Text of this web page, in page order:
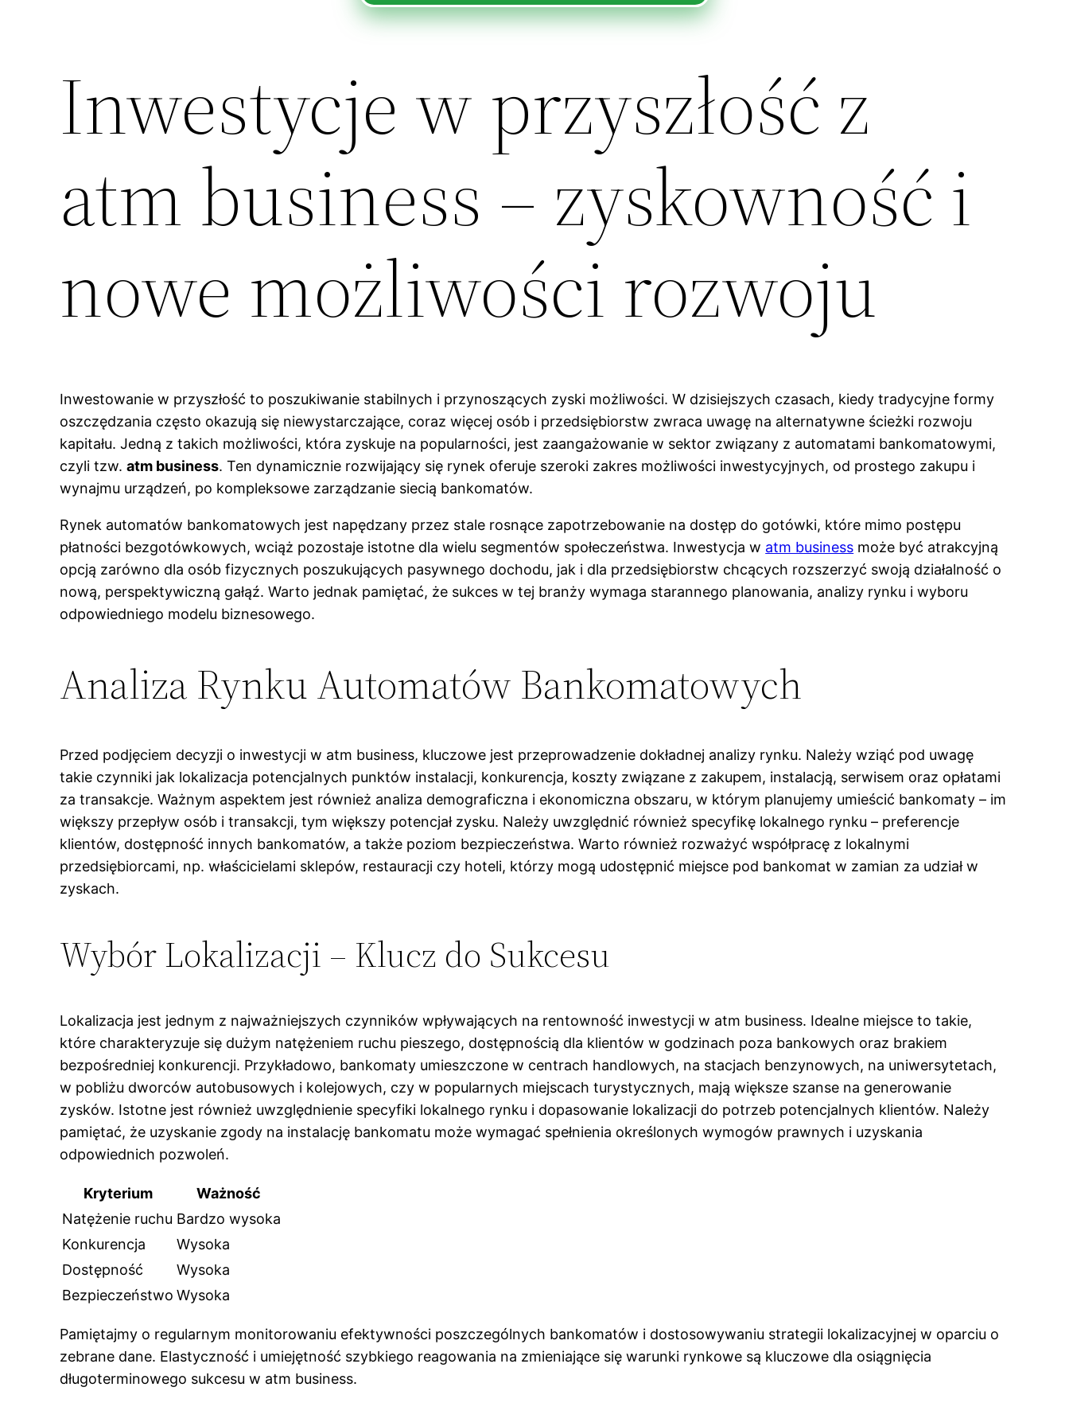
Inwestycje w przyszłość z
atm business – zyskowność i
nowe możliwości rozwoju
Inwestowanie w przyszłość to poszukiwanie stabilnych i przynoszących zyski możliwości. W dzisiejszych czasach, kiedy tradycyjne formy
oszczędzania często okazują się niewystarczające, coraz więcej osób i przedsiębiorstw zwraca uwagę na alternatywne ścieżki rozwoju
kapitału. Jedną z takich możliwości, która zyskuje na popularności, jest zaangażowanie w sektor związany z automatami bankomatowymi,
czyli tzw.atm business. Ten dynamicznie rozwijający się rynek oferuje szeroki zakres możliwości inwestycyjnych, od prostego zakupu i
wynajmu urządzeń, po kompleksowe zarządzanie siecią bankomatów.
Rynek automatów bankomatowych jest napędzany przez stale rosnące zapotrzebowanie na dostęp do gotówki, które mimo postępu
płatności bezgotówkowych, wciąż pozostaje istotne dla wielu segmentów społeczeństwa. Inwestycja w atm business może być atrakcyjną
opcją zarówno dla osób fizycznych poszukujących pasywnego dochodu, jak i dla przedsiębiorstw chcących rozszerzyć swoją działalność o
nową, perspektywiczną gałąź. Warto jednak pamiętać, że sukces w tej branży wymaga starannego planowania, analizy rynku i wyboru
odpowiedniego modelu biznesowego.
Analiza Rynku Automatów Bankomatowych
Przed podjęciem decyzji o inwestycji w atm business, kluczowe jest przeprowadzenie dokładnej analizy rynku. Należy wziąć pod uwagę
takie czynniki jak lokalizacja potencjalnych punktów instalacji, konkurencja, koszty związane z zakupem, instalacją, serwisem oraz opłatami
za transakcje. Ważnym aspektem jest również analiza demograficzna i ekonomiczna obszaru, w którym planujemy umieścić bankomaty – im
większy przepływ osób i transakcji, tym większy potencjał zysku. Należy uwzględnić również specyfikę lokalnego rynku – preferencje
klientów, dostępność innych bankomatów, a także poziom bezpieczeństwa. Warto również rozważyć współpracę z lokalnymi
przedsiębiorcami, np. właścicielami sklepów, restauracji czy hoteli, którzy mogą udostępnić miejsce pod bankomat w zamian za udział w
zyskach.
Wybór Lokalizacji – Klucz do Sukcesu
Lokalizacja jest jednym z najważniejszych czynników wpływających na rentowność inwestycji w atm business. Idealne miejsce to takie,
które charakteryzuje się dużym natężeniem ruchu pieszego, dostępnością dla klientów w godzinach poza bankowych oraz brakiem
bezpośredniej konkurencji. Przykładowo, bankomaty umieszczone w centrach handlowych, na stacjach benzynowych, na uniwersytetach,
w pobliżu dworców autobusowych i kolejowych, czy w popularnych miejscach turystycznych, mają większe szanse na generowanie
zysków. Istotne jest również uwzględnienie specyfiki lokalnego rynku i dopasowanie lokalizacji do potrzeb potencjalnych klientów. Należy
pamiętać, że uzyskanie zgody na instalację bankomatu może wymagać spełnienia określonych wymogów prawnych i uzyskania
odpowiednich pozwoleń.
Kryterium
Ważność
Natężenie ruchu Bardzo wysoka
Konkurencja
Wysoka
Dostępność
Wysoka
Bezpieczeństwo Wysoka
Pamiętajmy o regularnym monitorowaniu efektywności poszczególnych bankomatów i dostosowywaniu strategii lokalizacyjnej w oparciu o
zebrane dane. Elastyczność i umiejętność szybkiego reagowania na zmieniające się warunki rynkowe są kluczowe dla osiągnięcia
długoterminowego sukcesu w atm business.